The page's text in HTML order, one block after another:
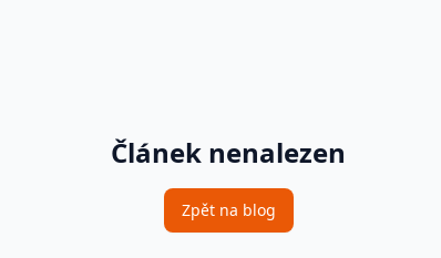
Článek nenalezen
Zpět na blog